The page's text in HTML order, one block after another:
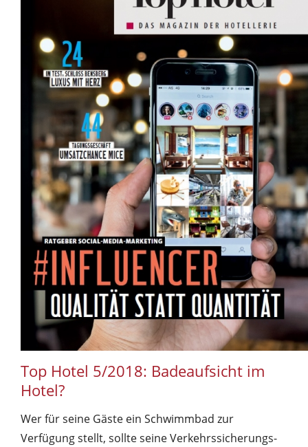
Top Hotel 5/2018: Badeaufsicht im
Hotel?
Wer für seine Gäste ein Schwimmbad zur
Verfügung stellt, sollte seine Verkehrssicherungs-